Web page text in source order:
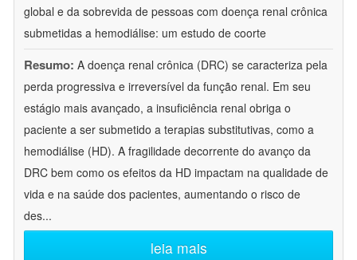
global e da sobrevida de pessoas com doença renal crônica
submetidas a hemodiálise: um estudo de coorte
Resumo: A doença renal crônica (DRC) se caracteriza pela
perda progressiva e irreversível da função renal. Em seu
estágio mais avançado, a insuficiência renal obriga o
paciente a ser submetido a terapias substitutivas, como a
hemodiálise (HD). A fragilidade decorrente do avanço da
DRC bem como os efeitos da HD impactam na qualidade de
vida e na saúde dos pacientes, aumentando o risco de
des...
leia mais